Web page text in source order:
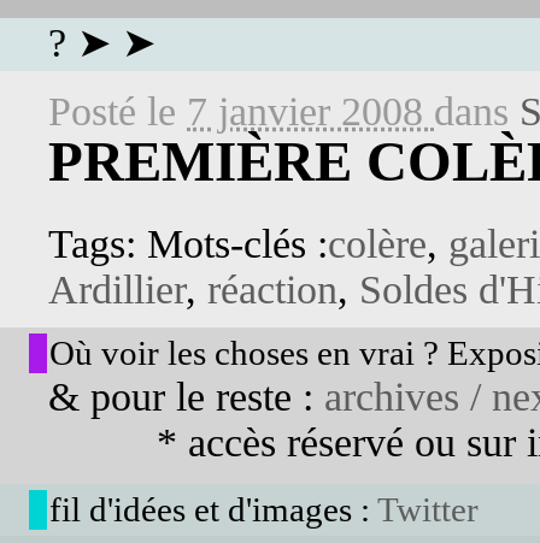
? ➤ ➤
Posté le 7 janvier 2008 dans
PREMIÈRE
Tags: Mots-clés :colère,
Ardillier, réaction, Soldes
Où voir les choses en vrai ?
& pour le reste : archives /
* accès réservé ou sur
fil d'idées et d'images : Twitter